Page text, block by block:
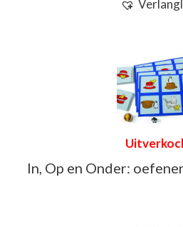
In, Op en Onder: